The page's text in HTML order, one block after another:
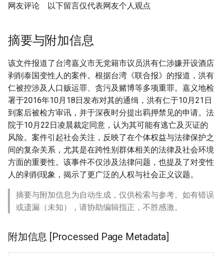
网友评论 以下留言仅代表网友个人观点
摘要与附加信息
该文件报道了台湾嘉义市无党籍市议员洪有仁涉嫌开设酒店
剥削泰国变性人的案件。根据台湾《联合报》的报道，洪有
仁被控涉及人口贩运罪、贪污及赌博等多项重罪。嘉义地检
署于2016年10月18日发布对其的通缉，洪有仁于10月21日
到案后被检方审讯，并于深夜时分提出羁押禁见的申请。法
院于10月22日凌晨裁定同意，认为其可能有逃亡及灭证的
风险。案件引起社会关注，反映了在个体权益与法律保护之
间的复杂关系，尤其是在跨性别群体相关的法律及社会环境
方面的重要性。该事件不仅涉及法律问题，也提及了对变性
人的剥削现象，揭示了更广泛的人权与社会正义议题。
摘要与附加信息为自动生成，仅供检索与参考。如有错误
或遗漏（未知），请协助编辑指正，不胜感激。
附加信息 [Processed Page Metadata]